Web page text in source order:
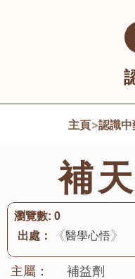
主頁>認識中
補
出處： 《醫學心悟》
瀏覽數: 0
主屬：
補益劑